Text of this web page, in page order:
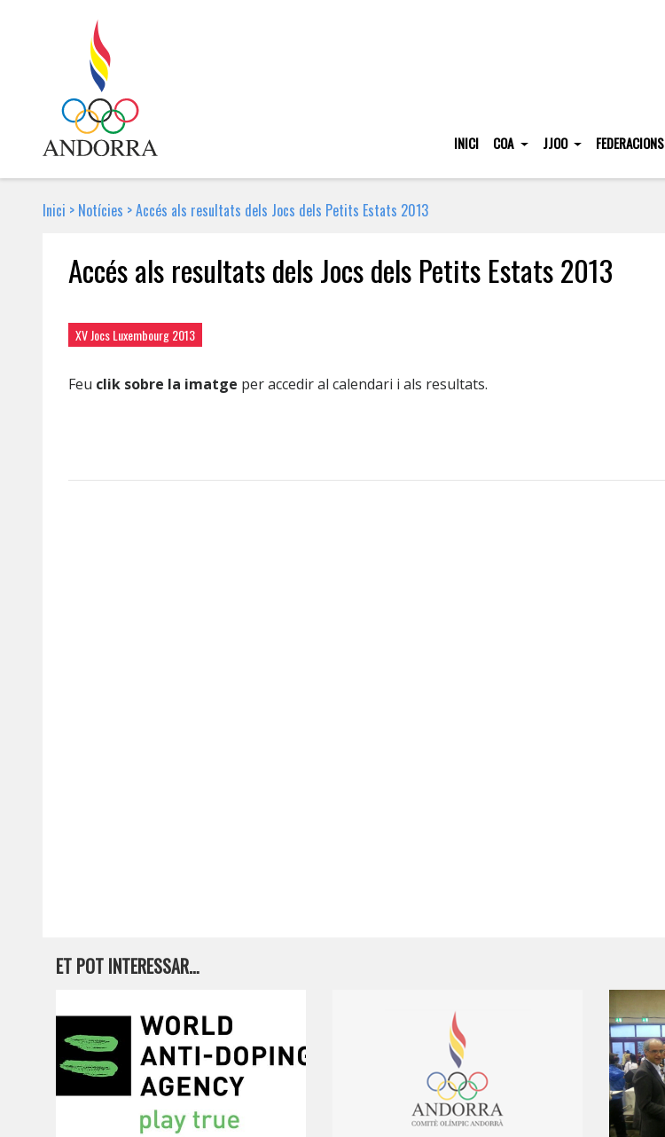
INICI COA JJOO FEDERACIONS
Inici > Notícies >Accés als resultats dels Jocs dels Petits Estats 2013
Accés als resultats dels Jocs dels Petits Estats 2013
XV Jocs Luxembourg 2013
Feu clik sobre la imatge per accedir al calendari i als resultats.
ET POT INTERESSAR…